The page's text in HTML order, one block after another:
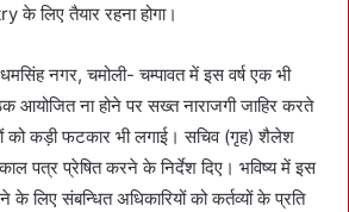
लिए तैयार रहना होगा।
नगर, चमोली- चम्पावत में इस वर्ष एक भी
आयोजित ना होने पर सख्त नाराजगी जाहिर करते
को कड़ी फटकार भी लगाई। सचिव (गृह) शैलेश
पत्र प्रेषित करने के निर्देश दिए। भविष्य में इस
के लिए संबन्धित अधिकारियों को कर्तव्यों के प्रति